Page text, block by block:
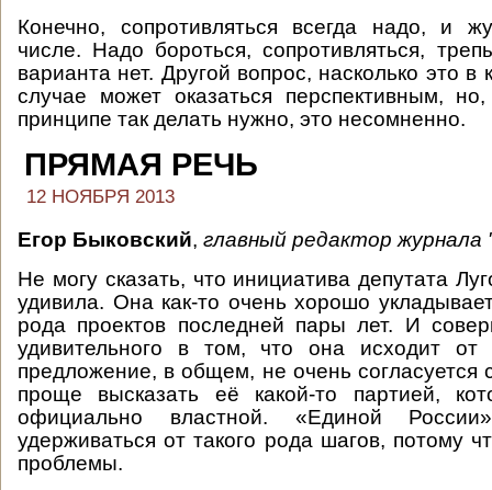
Конечно, сопротивляться всегда надо, и
числе. Надо бороться, сопротивляться,
варианта нет. Другой вопрос, насколько это в
случае может оказаться перспективным,
принципе так делать нужно, это несомненно.
ПРЯМАЯ РЕЧЬ
12 НОЯБРЯ 2013
Егор Быковский, главный редактор журнала
Не могу сказать, что инициатива депутата
удивила. Она как-то очень хорошо
рода проектов последней пары лет. И
удивительного в том, что она исходит
предложение, в общем, не очень согласуется
проще высказать её какой-то партией,
официально властной. «Единой
удерживаться от такого рода шагов, потому
проблемы.